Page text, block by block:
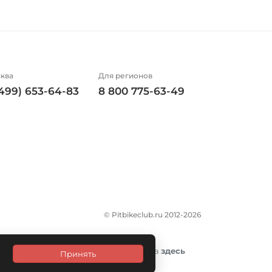
653-64-83
Для регионов
8 800 775-63-49
© Pitbikeclub.ru 2012-2026
конфиденциальности размещена здесь
Принять